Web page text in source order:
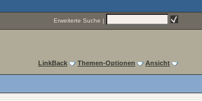
Erweiterte Suche |
LinkBack Themen-Optionen Ansicht